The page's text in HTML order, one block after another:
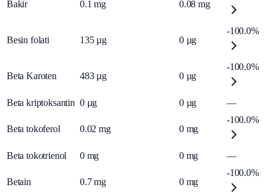
Bakir 0.1 mg 0.08 mg
Besin folati 135 µg 0 µg
-100.0%
Beta Karoten 483 µg 0 µg
-100.0%
Beta kriptoksantin 0 µg 0 µg —
Beta tokoferol 0.02 mg 0 mg
-100.0%
Beta tokotrienol 0 mg 0 mg —
Betain 0.7 mg 0 mg
-100.0%